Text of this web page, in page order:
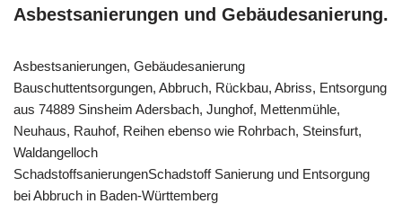
Asbestsanierungen und Gebäudesanierung.
Asbestsanierungen, Gebäudesanierung
Bauschuttentsorgungen, Abbruch, Rückbau, Abriss, Entsorgung
aus 74889 Sinsheim Adersbach, Junghof, Mettenmühle,
Neuhaus, Rauhof, Reihen ebenso wie Rohrbach, Steinsfurt,
Waldangelloch
SchadstoffsanierungenSchadstoff Sanierung und Entsorgung
bei Abbruch in Baden-Württemberg